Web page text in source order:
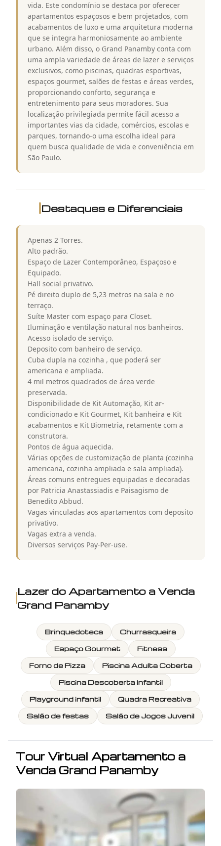
vida. Este condomínio se destaca por oferecer
apartamentos espaçosos e bem projetados, com
acabamentos de luxo e uma arquitetura moderna
que se integra harmoniosamente ao ambiente
urbano. Além disso, o Grand Panamby conta com
uma ampla variedade de áreas de lazer e serviços
exclusivos, como piscinas, quadras esportivas,
espaços gourmet, salões de festas e áreas verdes,
proporcionando conforto, segurança e
entretenimento para seus moradores. Sua
localização privilegiada permite fácil acesso a
importantes vias da cidade, comércios, escolas e
parques, tornando-o uma escolha ideal para
quem busca qualidade de vida e conveniência em
São Paulo.
Destaques e Diferenciais
Apenas 2 Torres.
Alto padrão.
Espaço de Lazer Contemporâneo, Espaçoso e
Equipado.
Hall social privativo.
Pé direito duplo de 5,23 metros na sala e no
terraço.
Suíte Master com espaço para Closet.
Iluminação e ventilação natural nos banheiros.
Acesso isolado de serviço.
Deposito com banheiro de serviço.
Cuba dupla na cozinha , que poderá ser
americana e ampliada.
4 mil metros quadrados de área verde
preservada.
Disponibilidade de Kit Automação, Kit ar-
condicionado e Kit Gourmet, Kit banheira e Kit
acabamentos e Kit Biometria, retamente com a
construtora.
Pontos de água aquecida.
Várias opções de customização de planta (cozinha
americana, cozinha ampliada e sala ampliada).
Áreas comuns entregues equipadas e decoradas
por Patricia Anastassiadis e Paisagismo de
Benedito Abbud.
Vagas vinculadas aos apartamentos com deposito
privativo.
Vagas extra a venda.
Diversos serviços Pay-Per-use.
Lazer do Apartamento a Venda
Grand Panamby
Brinquedoteca
Churrasqueira
Espaço Gourmet
Fitness
Forno de Pizza
Piscina Adulta Coberta
Piscina Descoberta Infantil
Playground infantil
Quadra Recreativa
Salão de festas
Salão de Jogos Juvenil
Tour Virtual Apartamento a
Venda Grand Panamby